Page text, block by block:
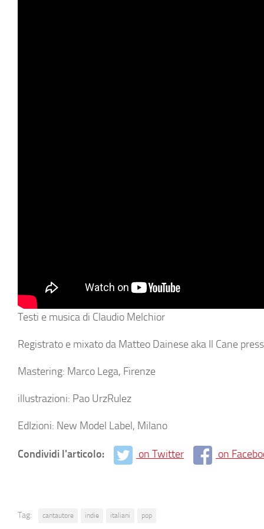
Testi e musica di Claudio Melchior
Registrato e mixato da Matteo Dainese aka Il Cane
Mastering: Marco Lega, Firenze
illustrazioni: Pao UrzRulez
EdIzioni: New Model Label, Milano
Condividi l'articolo: on Twitter on
Tag: cantautore indie italiani pop